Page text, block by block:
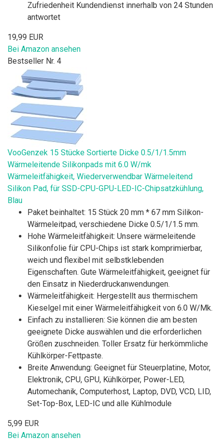
Zufriedenheit Kundendienst innerhalb von 24 Stunden
antwortet
19,99 EUR
Bei Amazon ansehen
Bestseller Nr. 4
VooGenzek 15 Stücke Sortierte Dicke 0.5/1/1.5mm
Wärmeleitende Silikonpads mit 6.0 W/mk
Wärmeleitfähigkeit, Wiederverwendbar Wärmeleitend
Silikon Pad, für SSD-CPU-GPU-LED-IC-Chipsatzkühlung,
Blau
Paket beinhaltet: 15 Stück 20 mm * 67 mm Silikon-
Wärmeleitpad, verschiedene Dicke 0.5/1/1.5 mm.
Hohe Wärmeleitfähigkeit: Unsere wärmeleitende
Silikonfolie für CPU-Chips ist stark komprimierbar,
weich und flexibel mit selbstklebenden
Eigenschaften. Gute Wärmeleitfähigkeit, geeignet für
den Einsatz in Niederdruckanwendungen.
Wärmeleitfähigkeit: Hergestellt aus thermischem
Kieselgel mit einer Wärmeleitfähigkeit von 6.0 W/Mk.
Einfach zu installieren: Sie können die am besten
geeignete Dicke auswählen und die erforderlichen
Größen zuschneiden. Toller Ersatz für herkömmliche
Kühlkörper-Fettpaste.
Breite Anwendung: Geeignet für Steuerplatine, Motor,
Elektronik, CPU, GPU, Kühlkörper, Power-LED,
Automechanik, Computerhost, Laptop, DVD, VCD, LID,
Set-Top-Box, LED-IC und alle Kühlmodule
5,99 EUR
Bei Amazon ansehen